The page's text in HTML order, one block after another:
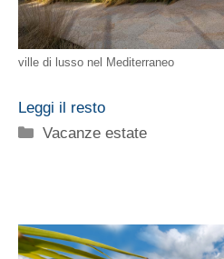
ville di lusso nel Mediterraneo
Leggi il resto
Categorie
Vacanze estate